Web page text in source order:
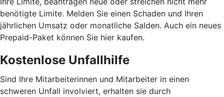
benötigte Limite. Melden Sie einen Schaden und Ihren
jährlichen Umsatz oder monatliche Salden. Auch ein neues
Prepaid-Paket können Sie hier kaufen.
Kostenlose Unfallhilfe
Sind Ihre Mitarbeiterinnen und Mitarbeiter in einen
schweren Unfall involviert, erhalten sie durch